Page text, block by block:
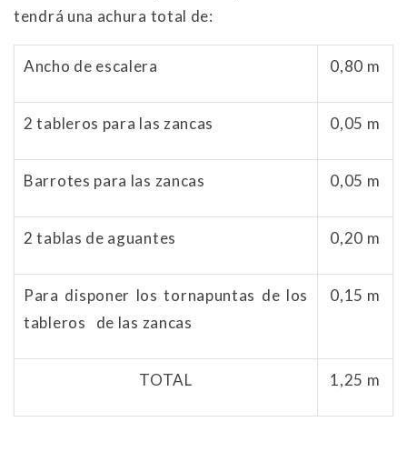
tendrá una achura total de:
Ancho de escalera 0,80 m
2 tableros para las zancas 0,05 m
Barrotes para las zancas 0,05 m
2 tablas de aguantes 0,20 m
Para disponer los tornapuntas de los
tableros de las zancas
0,15 m
TOTAL 1,25 m